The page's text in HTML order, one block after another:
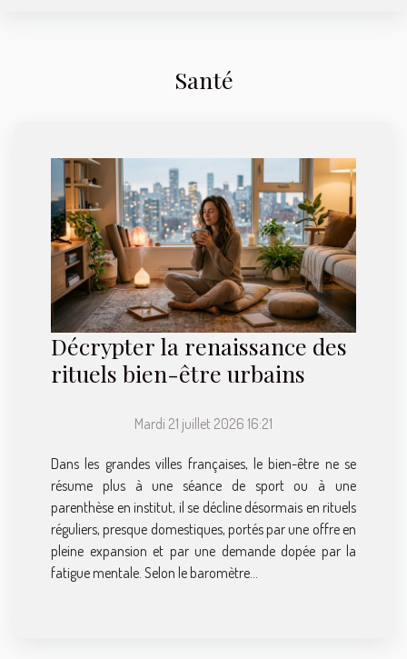
Santé
Décrypter la renaissance des
rituels bien-être urbains
Mardi 21 juillet 2026 16:21
Dans les grandes villes françaises, le bien-être ne se
résume plus à une séance de sport ou à une
parenthèse en institut, il se décline désormais en rituels
réguliers, presque domestiques, portés par une offre en
pleine expansion et par une demande dopée par la
fatigue mentale. Selon le baromètre...